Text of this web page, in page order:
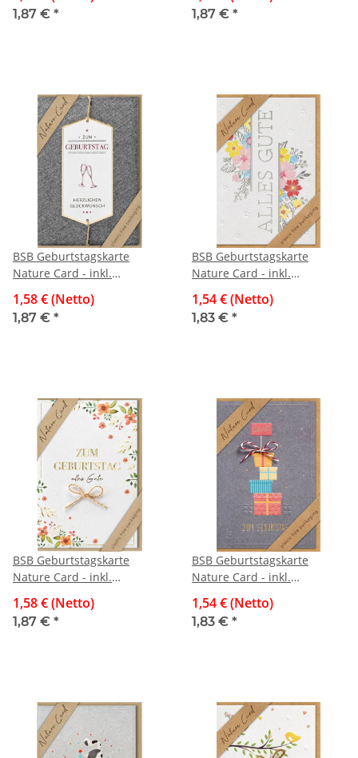
1,87 € * 1,87 € *
BSB Geburtstagskarte
Nature Card - inkl.
1,58 € (Netto)
1,87 € *
BSB Geburtstagskarte
Nature Card - inkl.
1,54 € (Netto)
1,83 € *
BSB Geburtstagskarte
Nature Card - inkl.
1,58 € (Netto)
1,87 € *
BSB Geburtstagskarte
Nature Card - inkl.
1,54 € (Netto)
1,83 € *